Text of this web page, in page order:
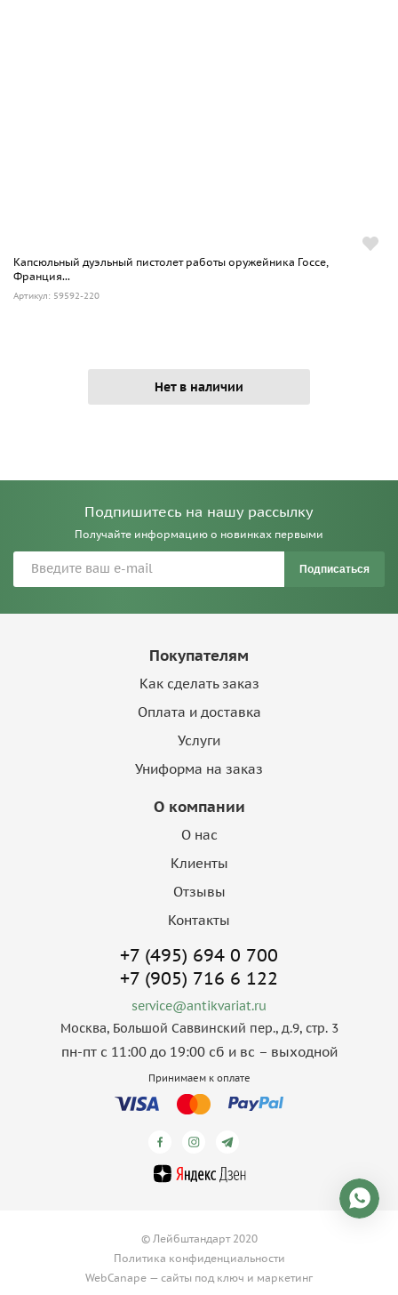
Капсюльный дуэльный пистолет работы оружейника Госсе,
Франция...
Артикул: 59592-220
Нет в наличии
Подпишитесь на нашу рассылку
Получайте информацию о новинках первыми
Подписаться
Покупателям
Как сделать заказ
Оплата и доставка
Услуги
Униформа на заказ
О компании
О нас
Клиенты
Отзывы
Контакты
+7 (495) 694 0 700
+7 (905) 716 6 122
service@antikvariat.ru
Москва, Большой Саввинский пер., д.9, стр. 3
пн-пт с 11:00 до 19:00 сб и вс – выходной
Принимаем к оплате
© Лейбштандарт 2020
Политика конфиденциальности
WebCanape — сайты под ключ и маркетинг